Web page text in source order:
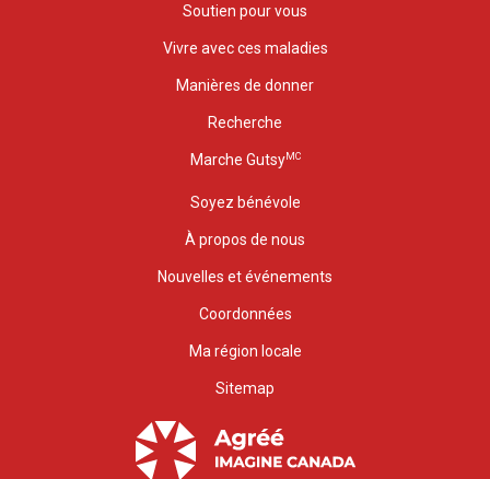
Soutien pour vous
Vivre avec ces maladies
Manières de donner
Recherche
Marche GutsyMC
Soyez bénévole
À propos de nous
Nouvelles et événements
Coordonnées
Ma région locale
Sitemap